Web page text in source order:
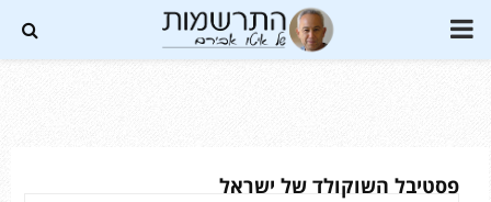
PRIMARY
פסטיבל השוקולד של ישראל